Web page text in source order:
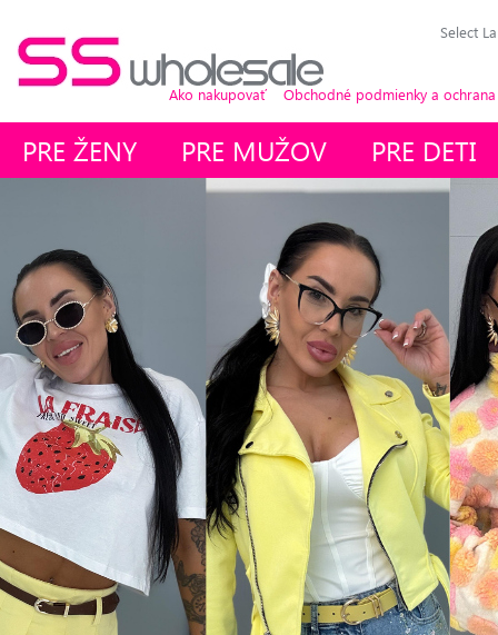
Select
Ako nakupovať Obchodné podmienky a
PRE ŽENY PRE MUŽOV PRE DETI